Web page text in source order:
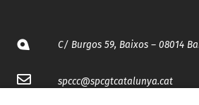
C/ Burgos 59, Baixos – 08014
spccc@spcgtcatalunya.cat